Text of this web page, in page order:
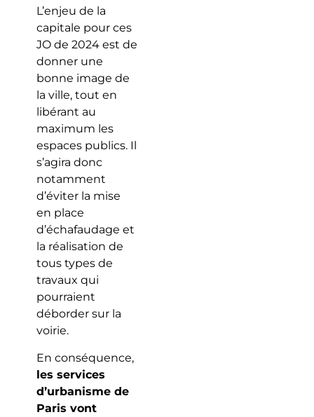
L’enjeu de la
capitale pour ces
JO de 2024 est de
donner une
bonne image de
la ville, tout en
libérant au
maximum les
espaces publics. Il
s’agira donc
notamment
d’éviter la mise
en place
d’échafaudage et
la réalisation de
tous types de
travaux qui
pourraient
déborder sur la
voirie.
En conséquence,
les services
d’urbanisme de
Paris vont